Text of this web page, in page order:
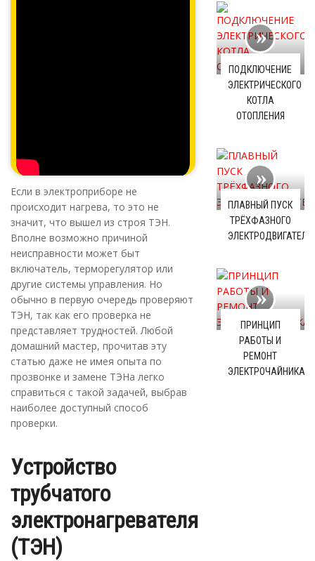
Если в электроприборе не
происходит нагрева, то это не
значит, что вышел из строя ТЭН.
Вполне возможно причиной
неисправности может быт
включатель, терморегулятор или
другие системы управления. Но
обычно в первую очередь проверяют
ТЭН, так как его проверка не
представляет трудностей. Любой
домашний мастер, прочитав эту
статью даже не имея опыта по
прозвонке и замене ТЭНа легко
справиться с такой задачей, выбрав
наиболее доступный способ
проверки.
Устройство
трубчатого
электронагревателя
(ТЭН)
ПОДКЛЮЧЕНИЕ
ЭЛЕКТРИЧЕСКОГО
КОТЛА
ОТОПЛЕНИЯ
ПЛАВНЫЙ ПУСК
ТРЁХФАЗНОГО
ЭЛЕКТРОДВИГАТЕЛЯ
ПРИНЦИП
РАБОТЫ И
РЕМОНТ
ЭЛЕКТРОЧАЙНИКА